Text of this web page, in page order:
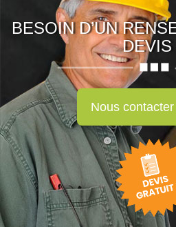
BESOIN D’UN
DEVIS
Nous contacter